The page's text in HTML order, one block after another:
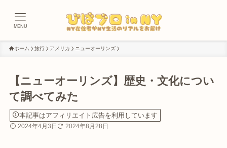
MENU
ホーム 旅行 アメリカ ニューオーリンズ
【ニューオーリンズ】歴史・文化につい
て調べてみた
本記事はアフィリエイト広告を利用しています
2024年4月3日 2024年8月28日